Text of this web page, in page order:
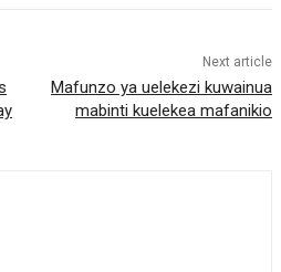
Next article
Mafunzo ya uelekezi kuwainua
mabinti kuelekea mafanikio